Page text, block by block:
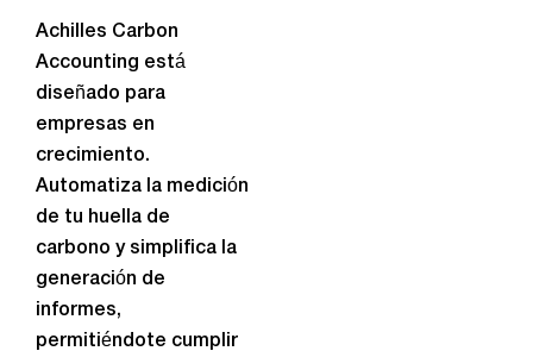
Achilles Carbon
Accounting está
diseñado para
empresas en
crecimiento.
Automatiza la medición
de tu huella de
carbono y simplifica la
generación de
informes,
permitiéndote cumplir